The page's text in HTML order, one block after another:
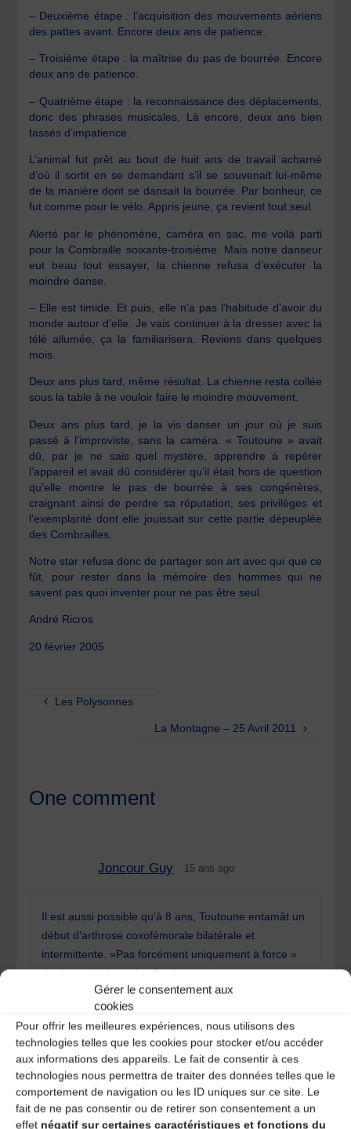
Gérer le consentement aux
cookies
Pour offrir les meilleures expériences, nous utilisons des
technologies telles que les cookies pour stocker et/ou accéder
aux informations des appareils. Le fait de consentir à ces
technologies nous permettra de traiter des données telles que le
comportement de navigation ou les ID uniques sur ce site. Le
fait de ne pas consentir ou de retirer son consentement a un
effet négatif sur certaines caractéristiques et fonctions du
– Deuxième étape : l’acquisition des mouvements aériens
des pattes avant. Encore deux ans de patience.
– Troisième étape : la maîtrise du pas de bourrée. Encore
deux ans de patience.
– Quatrième étape : la reconnaissance des déplacements,
donc des phrases musicales. Là encore, deux ans bien
tassés d’impatience.
L’animal fut prêt au bout de huit ans de travail acharné
d’où il sortit en se demandant s’il se souvenait lui-même
de la manière dont se dansait la bourrée. Par bonheur, ce
fut comme pour le vélo. Appris jeune, ça revient tout seul.
Alerté par le phénomène, caméra en sac, me voilà parti
pour la Combraille soixante-troisième. Mais notre danseur
eut beau tout essayer, la chienne refusa d’exécuter la
moindre danse.
– Elle est timide. Et puis, elle n’a pas l’habitude d’avoir du
monde autour d’elle. Je vais continuer à la dresser avec la
télé allumée, ça la familiarisera. Reviens dans quelques
mois.
Deux ans plus tard, même résultat. La chienne resta collée
sous la table à ne vouloir faire le moindre mouvement.
Deux ans plus tard, je la vis danser un jour où je suis
passé à l’improviste, sans la caméra. « Toutoune » avait
dû, par je ne sais quel mystère, apprendre à repérer
l’appareil et avait dû considérer qu’il était hors de question
qu’elle montre le pas de bourrée à ses congénères,
craignant ainsi de perdre sa réputation, ses privilèges et
l’exemplarité dont elle jouissait sur cette partie dépeuplée
des Combrailles.
Notre star refusa donc de partager son art avec qui que ce
fût, pour rester dans la mémoire des hommes qui ne
savent pas quoi inventer pour ne pas être seul.
André Ricros
20 février 2005
Les Polysonnes
La Montagne – 25 Avril 2011
One comment
Joncour Guy 15 ans ago
Il est aussi possible qu’à 8 ans, Toutoune entamât un
début d’arthrose coxofémorale bilatérale et
intermittente. »Pas forcément uniquement à force »
de danser la bourrée. Quoique …
Un vétérinaire mixte, danseur de Plinñ & Fisel ha
Gavotenñ, en Basse-Bretagne
REPLY
Laisser un